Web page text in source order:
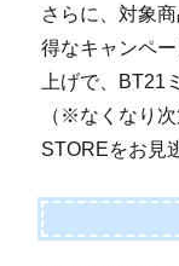
さらに、対象
得なキャンペ
上げで、BT21
（※なくなり
STOREをお見